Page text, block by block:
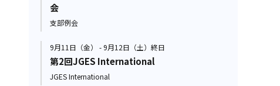
会
支部例会
9月11日（金） - 9月12日（土）終日
第2回JGES International
JGES International